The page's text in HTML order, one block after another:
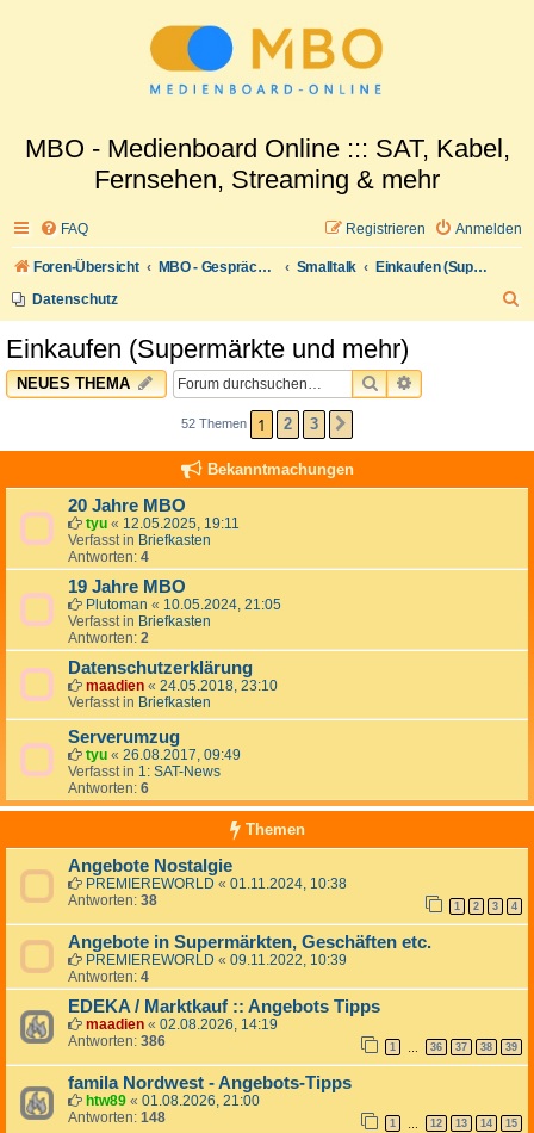
MBO - Medienboard Online ::: SAT, Kabel,
Fernsehen, Streaming & mehr
FAQ Anmelden
Registrieren
Foren-Übersicht MBO - Gesprächswelt Smalltalk
Einkaufen (Supermärkte und mehr)
Datenschutz
Einkaufen (Supermärkte und mehr)
NEUES THEMA SUCHEERWEITERTE
52 Themen 1 2 3
Bekanntmachungen
20 Jahre MBO
tyu « 12.05.2025, 19:11
Verfasst in Briefkasten
Antworten: 4
19 Jahre MBO
Plutoman « 10.05.2024, 21:05
Verfasst in Briefkasten
Antworten: 2
Datenschutzerklärung
maadien « 24.05.2018, 23:10
Verfasst in Briefkasten
Serverumzug
tyu « 26.08.2017, 09:49
Verfasst in 1: SAT-News
Antworten: 6
Themen
Angebote Nostalgie
PREMIEREWORLD « 01.11.2024, 10:38
Antworten: 38 1 2 3 4
Angebote in Supermärkten, Geschäften etc.
PREMIEREWORLD « 09.11.2022, 10:39
Antworten: 4
EDEKA / Marktkauf :: Angebots Tipps
maadien « 02.08.2026, 14:19
Antworten: 386 1 … 36 37 38 39
famila Nordwest - Angebots-Tipps
htw89 « 01.08.2026, 21:00
Antworten: 148 1 … 12 13 14 15